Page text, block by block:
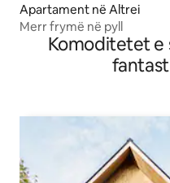
Apartament në Altrei
Merr frymë në pyll
Komoditetet e